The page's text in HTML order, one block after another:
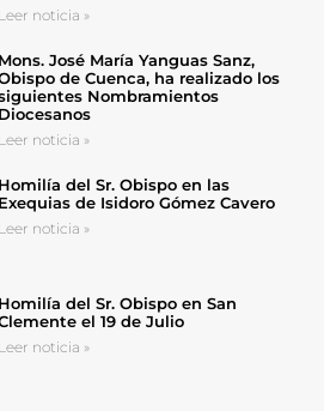
Leer noticia »
Mons. José María Yanguas Sanz,
de Cuenca, ha realizado los
Nombramientos
Diocesanos
Leer noticia »
Homilía del Sr. Obispo en las
Exequias de Isidoro Gómez Cavero
Leer noticia »
Homilía del Sr. Obispo en San
el 19 de Julio
Leer noticia »